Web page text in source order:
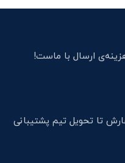
ارسال با ماست!
تا تحویل تیم پشتیبانی